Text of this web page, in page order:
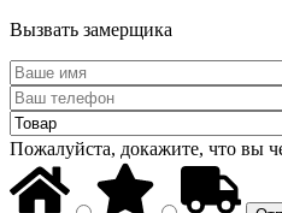
Вызвать замерщика
Пожалуйста, докажите, что вы